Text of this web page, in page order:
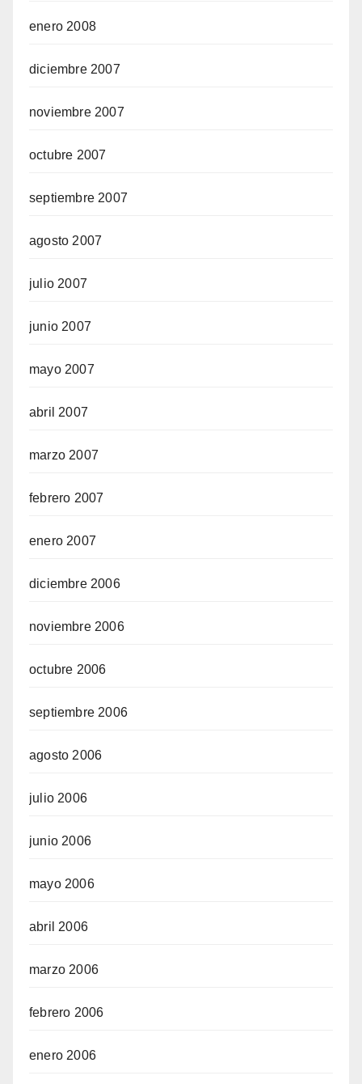
enero 2008
diciembre 2007
noviembre 2007
octubre 2007
septiembre 2007
agosto 2007
julio 2007
junio 2007
mayo 2007
abril 2007
marzo 2007
febrero 2007
enero 2007
diciembre 2006
noviembre 2006
octubre 2006
septiembre 2006
agosto 2006
julio 2006
junio 2006
mayo 2006
abril 2006
marzo 2006
febrero 2006
enero 2006